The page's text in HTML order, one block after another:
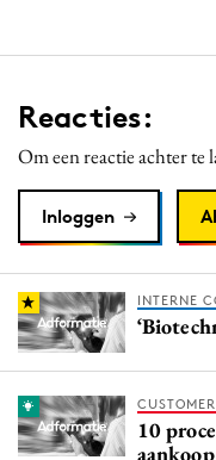
Reacties:
Om een reactie achter te
Inloggen
INTERNE
10
aankoop